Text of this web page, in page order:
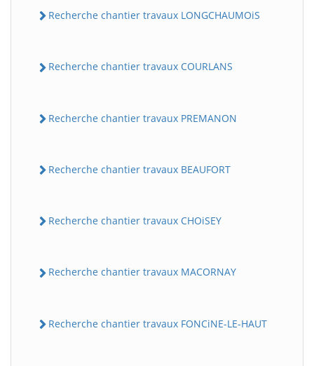
Recherche chantier travaux LONGCHAUMOiS
Recherche chantier travaux COURLANS
Recherche chantier travaux PREMANON
Recherche chantier travaux BEAUFORT
Recherche chantier travaux CHOiSEY
Recherche chantier travaux MACORNAY
Recherche chantier travaux FONCiNE-LE-HAUT